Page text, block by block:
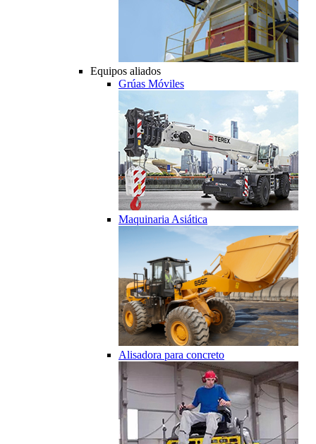
Equipos aliados
Grúas Móviles
Maquinaria Asiática
Alisadora para concreto